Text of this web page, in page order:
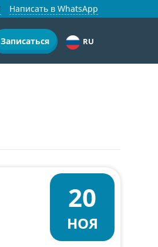
Написать в WhatsApp
Записаться RU
20
НОЯ